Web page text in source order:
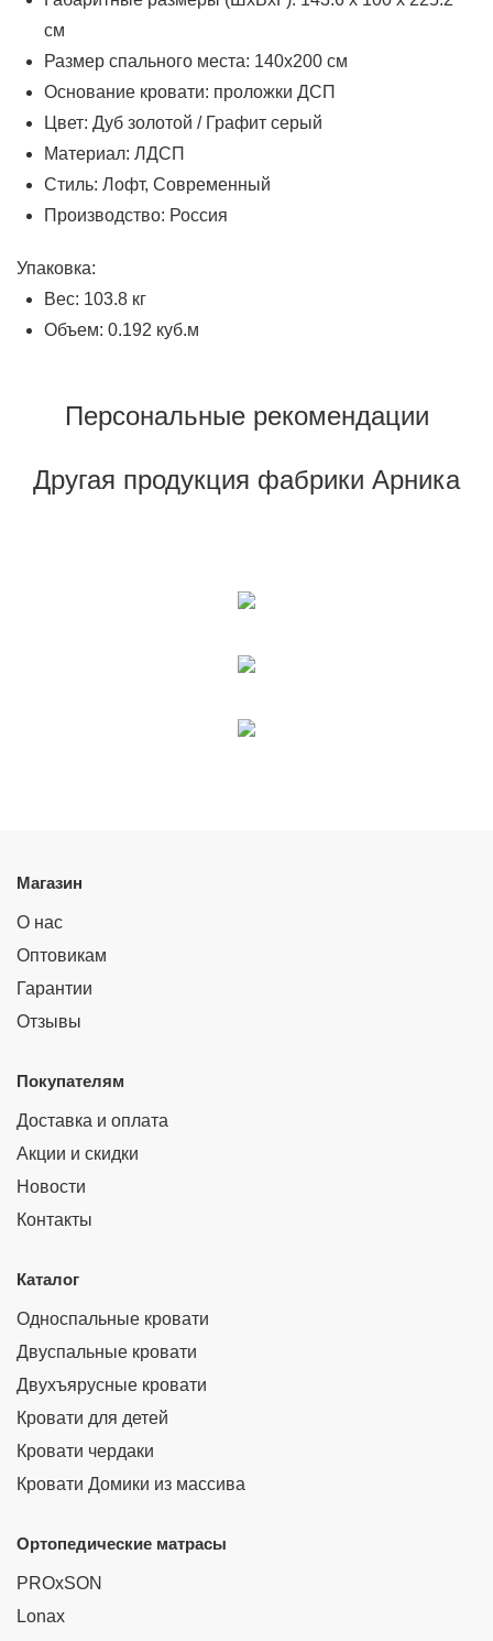
см
Размер спального места: 140х200 см
Основание кровати: проложки ДСП
Цвет: Дуб золотой / Графит серый
Материал: ЛДСП
Стиль: Лофт, Современный
Производство: Россия
Упаковка:
Вес: 103.8 кг
Объем: 0.192 куб.м
Персональные рекомендации
Другая продукция фабрики Арника
Магазин
О нас
Оптовикам
Гарантии
Отзывы
Покупателям
Доставка и оплата
Акции и скидки
Новости
Контакты
Каталог
Односпальные кровати
Двуспальные кровати
Двухъярусные кровати
Кровати для детей
Кровати чердаки
Кровати Домики из массива
Ортопедические матрасы
PROxSON
Lonax